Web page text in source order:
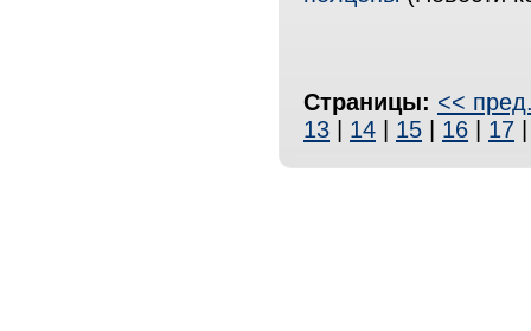
Страницы: <<
13
14 15 16 17